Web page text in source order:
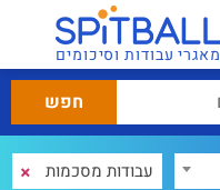
מאגרי עבודות וסיכומים
×